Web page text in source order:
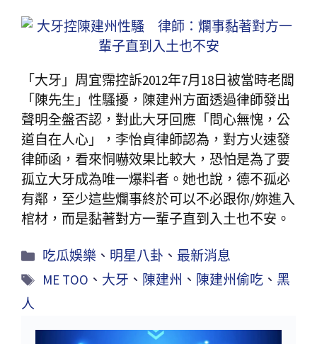
「大牙」周宜霈控訴2012年7月18日被當時老闆
「陳先生」性騷擾，陳建州方面透過律師發出
聲明全盤否認，對此大牙回應「問心無愧，公
道自在人心」，李怡貞律師認為，對方火速發
律師函，看來恫嚇效果比較大，恐怕是為了要
孤立大牙成為唯一爆料者。她也說，德不孤必
有鄰，至少這些爛事終於可以不必跟你/妳進入
棺材，而是黏著對方一輩子直到入土也不安。
吃瓜娛樂 、 明星八卦 、最新消息
ME TOO 、 大牙 、 陳建州 、 陳建州偷吃 、 黑
人